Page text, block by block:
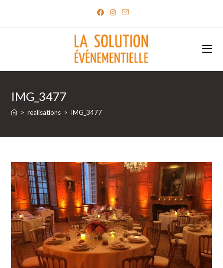
IMG_3477
> realisations > IMG_3477